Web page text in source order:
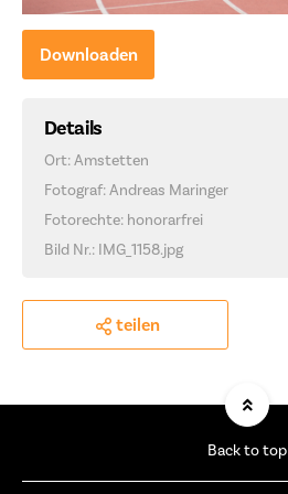
Downloaden
Details
Ort: Amstetten
Fotograf: Andreas Maringer
Fotorechte: honorarfrei
Bild Nr.: IMG_1158.jpg
teilen
Back to top